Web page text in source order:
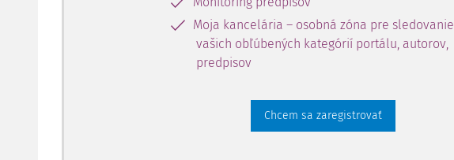
Moja kancelária – osobná zóna pre sledovanie
vašich obľúbených kategórií portálu, autorov,
predpisov
Chcem sa zaregistrovať